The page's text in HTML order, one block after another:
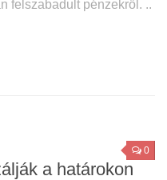
felszabadult pénzekről. ..
0
a határokon